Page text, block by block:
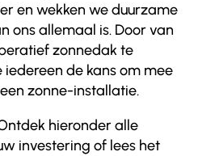
en wekken we duurzame
ons allemaal is. Door van
zonnedak te
iedereen de kans om mee
zonne-installatie.
hieronder alle
investering of lees het